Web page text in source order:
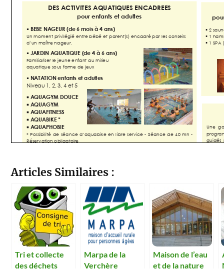
Articles Similaires :
Tri et collecte
des déchets
Marpa de la
Verchère
Maison de l’eau
et de la nature